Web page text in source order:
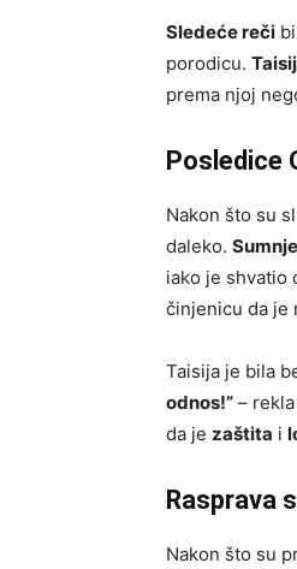
Sledeće reči
porodicu.
prema njoj
Posledice
Nakon što su
daleko.
iako je shvatio
činjenicu da je
Taisija je bila
odnos!” –
da je zaštita i
Rasprava
Nakon što su